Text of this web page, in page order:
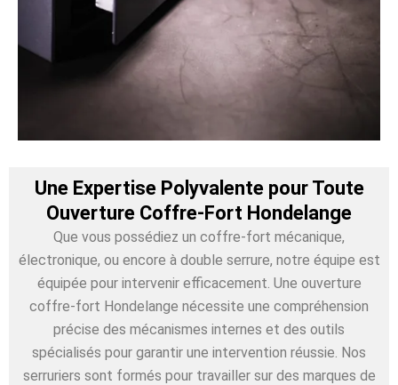
Une Expertise Polyvalente pour Toute
Ouverture Coffre-Fort Hondelange
Que vous possédiez un coffre-fort mécanique,
électronique, ou encore à double serrure, notre équipe est
équipée pour intervenir efficacement. Une ouverture
coffre-fort Hondelange nécessite une compréhension
précise des mécanismes internes et des outils
spécialisés pour garantir une intervention réussie. Nos
serruriers sont formés pour travailler sur des marques de